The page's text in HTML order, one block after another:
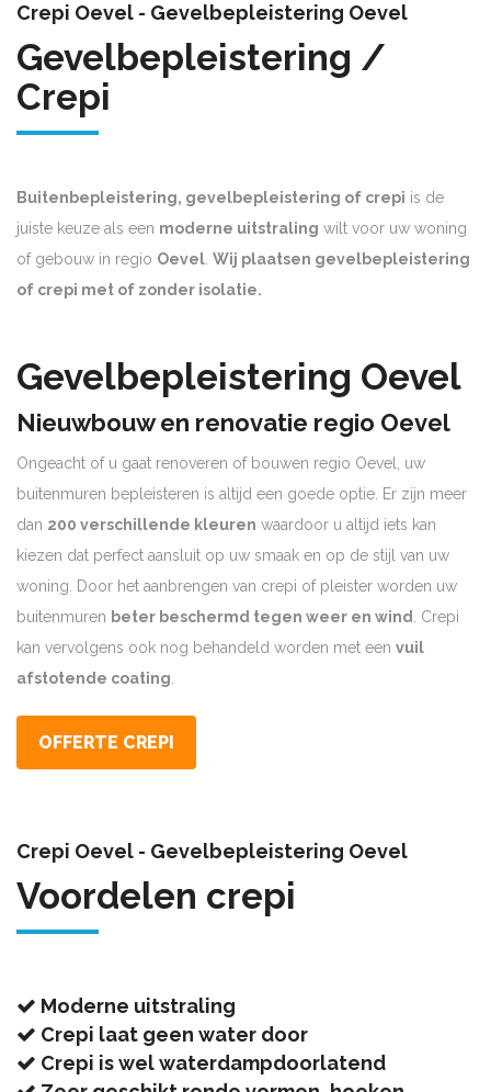
Crepi Oevel - Gevelbepleistering Oevel
Gevelbepleistering /
Crepi
Buitenbepleistering, gevelbepleistering of crepi is de
juiste keuze als een moderne uitstraling wilt voor uw woning
of gebouw in regio Oevel. Wij plaatsen gevelbepleistering
of crepi met of zonder isolatie.
Gevelbepleistering Oevel
Nieuwbouw en renovatie regio Oevel
Ongeacht of u gaat renoveren of bouwen regio Oevel, uw
buitenmuren bepleisteren is altijd een goede optie. Er zijn meer
dan 200 verschillende kleuren waardoor u altijd iets kan
kiezen dat perfect aansluit op uw smaak en op de stijl van uw
woning. Door het aanbrengen van crepi of pleister worden uw
buitenmuren beter beschermd tegen weer en wind. Crepi
kan vervolgens ook nog behandeld worden met een vuil
afstotende coating.
OFFERTE CREPI
Crepi Oevel - Gevelbepleistering Oevel
Voordelen crepi
Moderne uitstraling
Crepi laat geen water door
Crepi is wel waterdampdoorlatend